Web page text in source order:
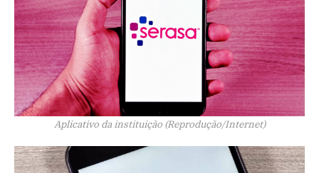
Aplicativo da instituição (Reprodução/Internet)